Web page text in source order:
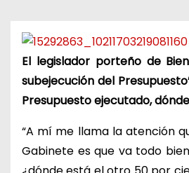
El legislador porteño de
subejecución del
Presupuesto ejecutado,
“A mí me llama la atención
Gabinete es que va todo